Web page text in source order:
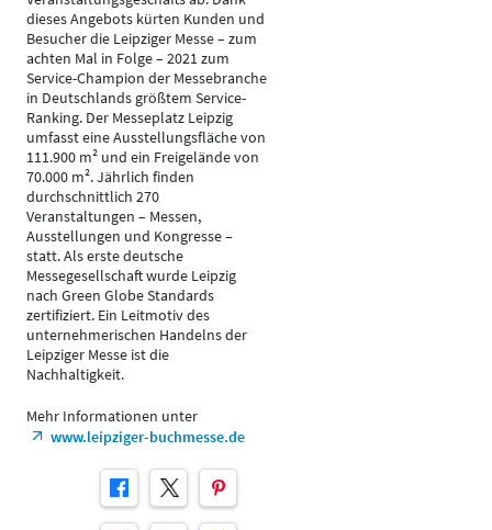
dieses Angebots kürten Kunden und
Besucher die Leipziger Messe – zum
achten Mal in Folge – 2021 zum
Service-Champion der Messebranche
in Deutschlands größtem Service-
Ranking. Der Messeplatz Leipzig
umfasst eine Ausstellungsfläche von
111.900 m² und ein Freigelände von
70.000 m². Jährlich finden
durchschnittlich 270
Veranstaltungen – Messen,
Ausstellungen und Kongresse –
statt. Als erste deutsche
Messegesellschaft wurde Leipzig
nach Green Globe Standards
zertifiziert. Ein Leitmotiv des
unternehmerischen Handelns der
Leipziger Messe ist die
Nachhaltigkeit.
Mehr Informationen unter
www.leipziger-buchmesse.de